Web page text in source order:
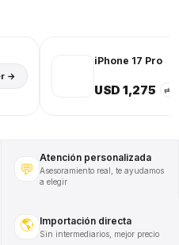
→
iPhone 17 Pro
USD 1,275 ⇄
💬
Atención personalizada
Asesoramiento real, te ayudamos
a elegir
🌎 Importación directa
Sin intermediarios, mejor precio